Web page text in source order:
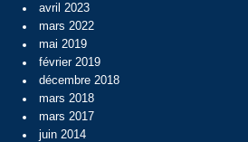
avril 2023
mars 2022
mai 2019
février 2019
décembre 2018
mars 2018
mars 2017
juin 2014